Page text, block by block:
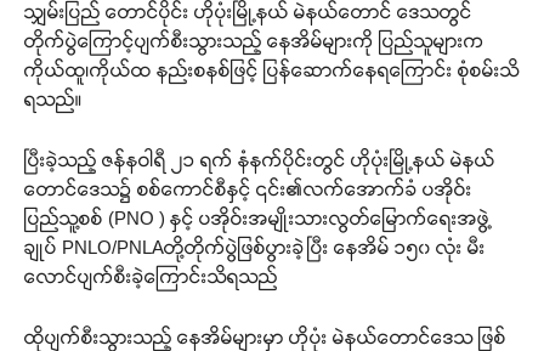
သျှမ်းပြည် တောင်ပိုင်း ဟိုပုံးမြို့နယ် မဲနယ်တောင် ဒေသတွင်
တိုက်ပွဲကြောင့်ပျက်စီးသွားသည့် နေအိမ်များကို ပြည်သူများက
ကိုယ်ထူ၊ကိုယ်ထ နည်းစနစ်ဖြင့် ပြန်ဆောက်နေရကြောင်း စုံစမ်းသိ
ရသည်။
ပြီးခဲ့သည့် ဇန်နဝါရီ ၂၁ ရက် နံနက်ပိုင်းတွင် ဟိုပုံးမြို့နယ် မဲနယ်
တောင်ဒေသ၌ စစ်ကောင်စီနှင့် ၎င်း၏လက်အောက်ခံ ပအိုဝ်း
ပြည်သူ့စစ် (PNO ) နှင့် ပအိုဝ်းအမျိုးသားလွတ်မြောက်ရေးအဖွဲ့
ချုပ် PNLO/PNLAတို့တိုက်ပွဲဖြစ်ပွားခဲ့ပြီး နေအိမ် ၁၅၀ လုံး မီး
လောင်ပျက်စီးခဲ့ကြောင်းသိရသည်
ထိုပျက်စီးသွားသည့် နေအိမ်များမှာ ဟိုပုံး မဲနယ်တောင်ဒေသ ဖြစ်